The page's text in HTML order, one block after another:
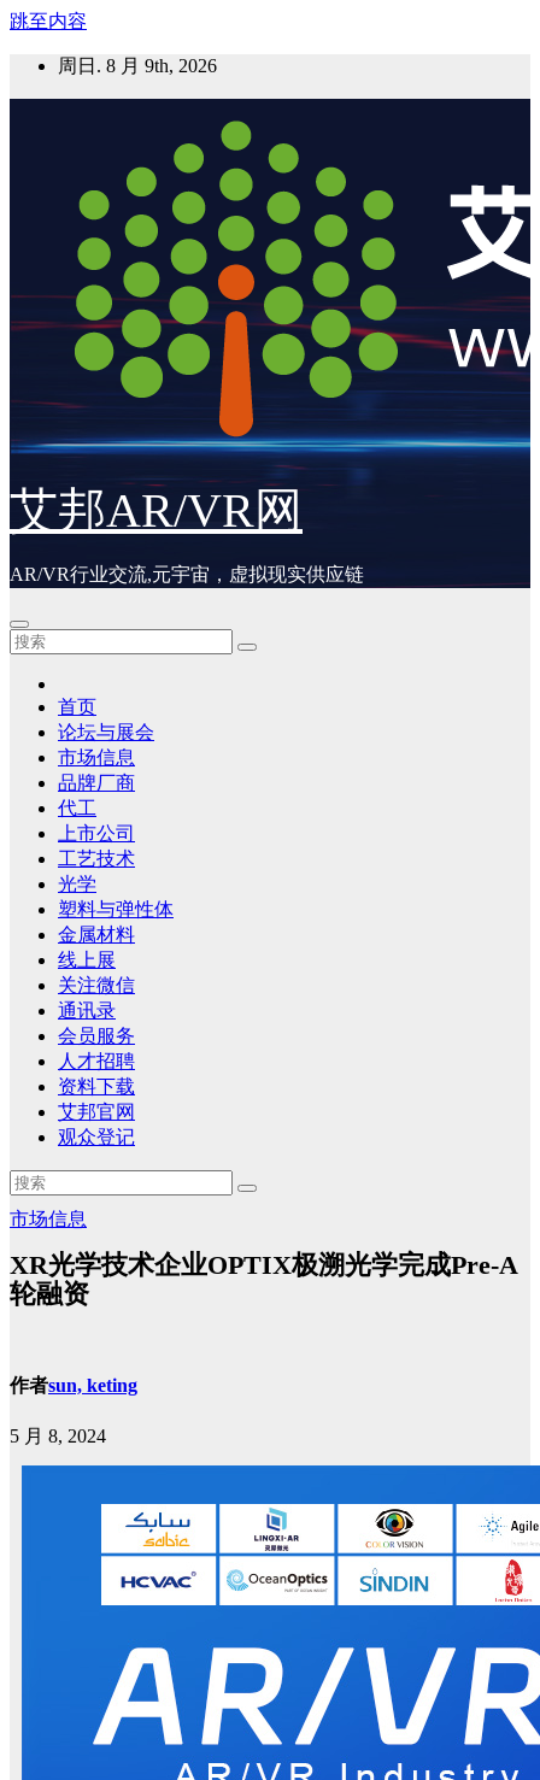
跳至内容
周日. 8 月 9th, 2026
艾邦AR/VR网
AR/VR行业交流,元宇宙，虚拟现实供应链
首页
论坛与展会
市场信息
品牌厂商
代工
上市公司
工艺技术
光学
塑料与弹性体
金属材料
线上展
关注微信
通讯录
会员服务
人才招聘
资料下载
艾邦官网
观众登记
市场信息
XR光学技术企业OPTIX极溯光学完成Pre-A
轮融资
作者sun, keting
5 月 8, 2024